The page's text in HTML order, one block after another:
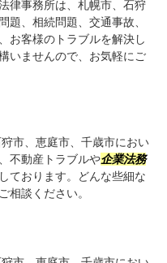
律事務所は、札幌市、石狩
題、相続問題、交通事故、
お客様のトラブルを解決し
いませんので、お気軽にご
市、恵庭市、千歳市におい
不動産トラブルや企業法務
ております。どんな些細な
相談ください。